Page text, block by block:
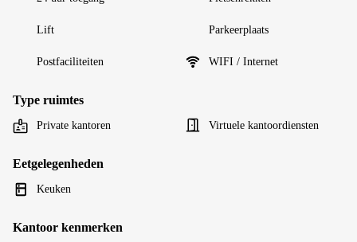
Lift Parkeerplaats
Postfaciliteiten WIFI / Internet
Type ruimtes
Private kantoren Virtuele kantoordiensten
Eetgelegenheden
Keuken
Kantoor kenmerken